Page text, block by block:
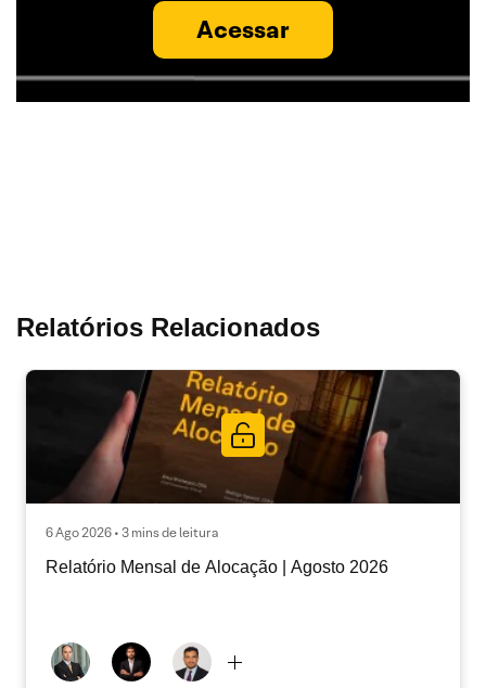
Acessar
Relatórios Relacionados
6 Ago 2026 • 3 mins de leitura
Relatório Mensal de Alocação | Agosto 2026